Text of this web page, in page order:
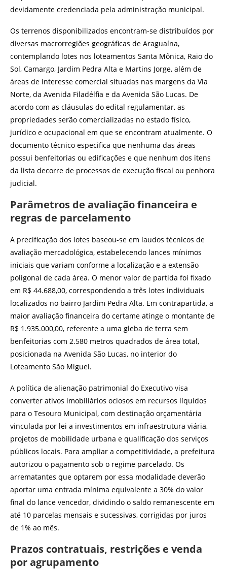
devidamente credenciada pela administração municipal.
Os terrenos disponibilizados encontram-se distribuídos por
diversas macrorregiões geográficas de Araguaína,
contemplando lotes nos loteamentos Santa Mônica, Raio do
Sol, Camargo, Jardim Pedra Alta e Martins Jorge, além de
áreas de interesse comercial situadas nas margens da Via
Norte, da Avenida Filadélfia e da Avenida São Lucas. De
acordo com as cláusulas do edital regulamentar, as
propriedades serão comercializadas no estado físico,
jurídico e ocupacional em que se encontram atualmente. O
documento técnico especifica que nenhuma das áreas
possui benfeitorias ou edificações e que nenhum dos itens
da lista decorre de processos de execução fiscal ou penhora
judicial.
Parâmetros de avaliação financeira e
regras de parcelamento
A precificação dos lotes baseou-se em laudos técnicos de
avaliação mercadológica, estabelecendo lances mínimos
iniciais que variam conforme a localização e a extensão
poligonal de cada área. O menor valor de partida foi fixado
em R$ 44.688,00, correspondendo a três lotes individuais
localizados no bairro Jardim Pedra Alta. Em contrapartida, a
maior avaliação financeira do certame atinge o montante de
R$ 1.935.000,00, referente a uma gleba de terra sem
benfeitorias com 2.580 metros quadrados de área total,
posicionada na Avenida São Lucas, no interior do
Loteamento São Miguel.
A política de alienação patrimonial do Executivo visa
converter ativos imobiliários ociosos em recursos líquidos
para o Tesouro Municipal, com destinação orçamentária
vinculada por lei a investimentos em infraestrutura viária,
projetos de mobilidade urbana e qualificação dos serviços
públicos locais. Para ampliar a competitividade, a prefeitura
autorizou o pagamento sob o regime parcelado. Os
arrematantes que optarem por essa modalidade deverão
aportar uma entrada mínima equivalente a 30% do valor
final do lance vencedor, dividindo o saldo remanescente em
até 10 parcelas mensais e sucessivas, corrigidas por juros
de 1% ao mês.
Prazos contratuais, restrições e venda
por agrupamento